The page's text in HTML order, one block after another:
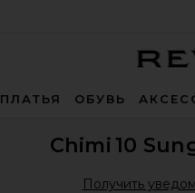
ПЛАТЬЯ ОБУВЬ
Chimi10
Получить